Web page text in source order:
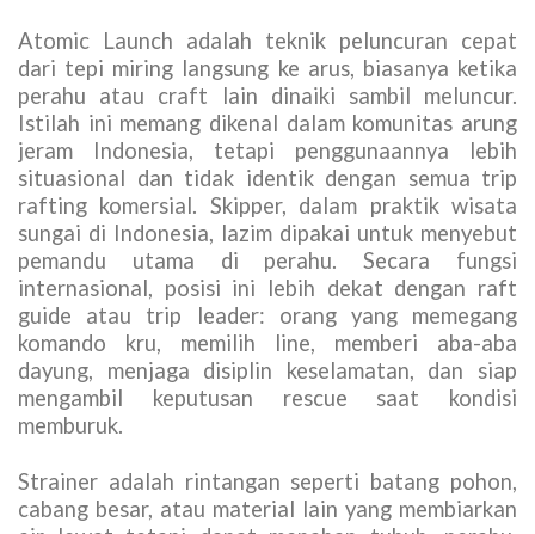
Atomic Launch adalah teknik peluncuran cepat
dari tepi miring langsung ke arus, biasanya ketika
perahu atau craft lain dinaiki sambil meluncur.
Istilah ini memang dikenal dalam komunitas arung
jeram Indonesia, tetapi penggunaannya lebih
situasional dan tidak identik dengan semua trip
rafting komersial. Skipper, dalam praktik wisata
sungai di Indonesia, lazim dipakai untuk menyebut
pemandu utama di perahu. Secara fungsi
internasional, posisi ini lebih dekat dengan raft
guide atau trip leader: orang yang memegang
komando kru, memilih line, memberi aba-aba
dayung, menjaga disiplin keselamatan, dan siap
mengambil keputusan rescue saat kondisi
memburuk.
Strainer adalah rintangan seperti batang pohon,
cabang besar, atau material lain yang membiarkan